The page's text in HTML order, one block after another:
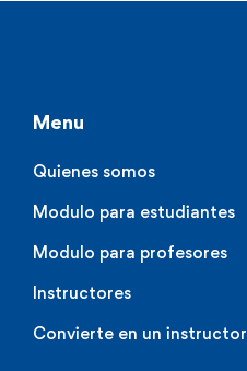
Menu
Quienes somos
Modulo para estudiantes
Modulo para profesores
Instructores
Convierte en un instructor